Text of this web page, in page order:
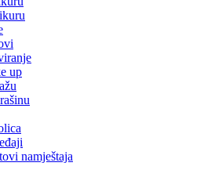
up
namještaja